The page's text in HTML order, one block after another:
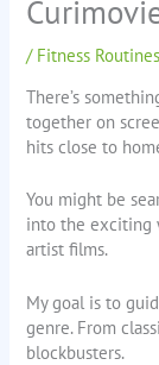
/ Fitness
There’s
together on
hits close to
You might be
into the exciting
artist films.
My goal is to
genre. From
blockbusters.